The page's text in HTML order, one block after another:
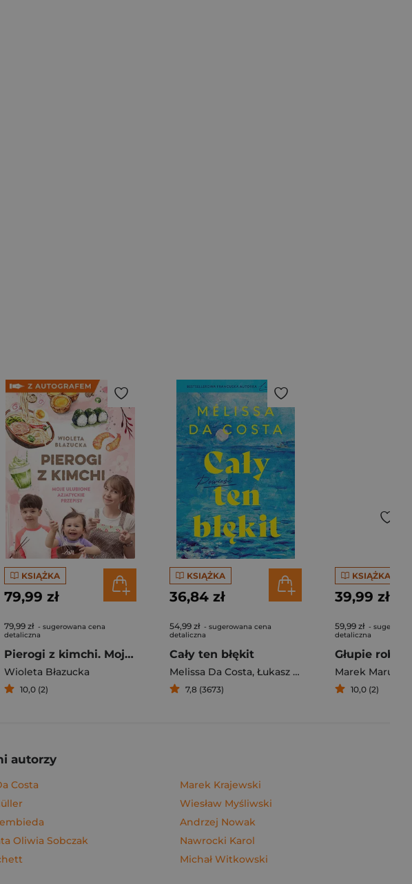
KSIĄŻKA
79,99 zł
79,99 zł - sugerowana cena
detaliczna
Pierogi z kimchi. Moje ulubione azjatyckie przepisy - książka z autografem
Wioleta Błazucka
10,0 (2)
KSIĄŻKA
36,84 zł
54,99 zł - sugerowana cena
detaliczna
Cały ten błękit
Melissa Da Costa, Łukasz Müller
7,8 (3673)
KSIĄŻKA
39,99 zł
59,99 zł -
detaliczna
Marek
10,0 (2)
autorzy
Costa
Oliwia Sobczak
Marek Krajewski
Wiesław Myśliwski
Andrzej Nowak
Nawrocki Karol
Michał Witkowski